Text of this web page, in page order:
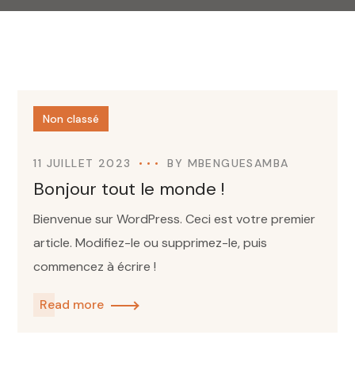
Non classé
11 JUILLET 2023 BY MBENGUESAMBA
Bonjour tout le monde !
Bienvenue sur WordPress. Ceci est votre premier
article. Modifiez-le ou supprimez-le, puis
commencez à écrire !
Read more